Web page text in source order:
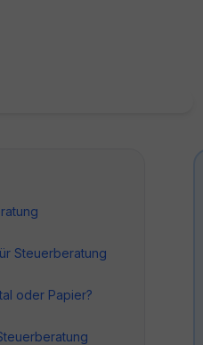
Steuerberatung
oder Papier?